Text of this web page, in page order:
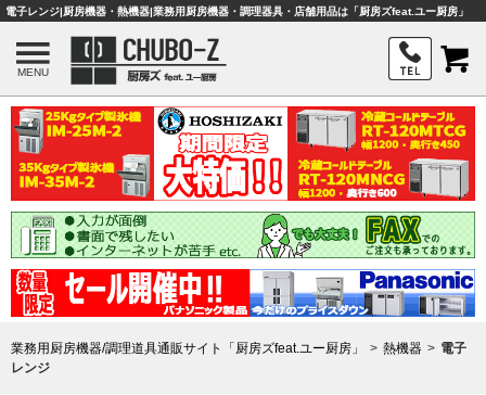
電子レンジ|厨房機器・熱機器|業務用厨房機器・調理器具・店舗用品は「厨房ズfeat.ユー厨房」
MENU
業務用厨房機器/調理道具通販サイト「厨房ズfeat.ユー厨房」 熱機器
電子
レンジ